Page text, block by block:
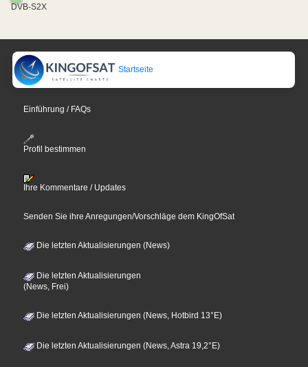
DVB-S2X
Startseite
Einführung / FAQs
Profil bestimmen
Ihre Kommentare / Updates
Senden Sie ihre Anregungen/Vorschläge dem KingOfSat
Die letzten Aktualisierungen (News)
Die letzten Aktualisierungen
(News, Frei)
Die letzten Aktualisierungen (News, Hotbird 13°E)
Die letzten Aktualisierungen (News, Astra 19,2°E)